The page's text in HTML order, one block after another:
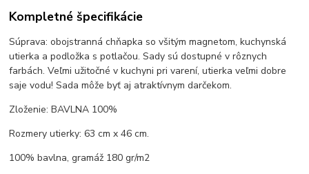
Kompletné špecifikácie
Súprava: obojstranná chňapka so všitým magnetom, kuchynská
utierka a podložka s potlačou. Sady sú dostupné v rôznych
farbách. Veľmi užitočné v kuchyni pri varení, utierka veľmi dobre
saje vodu! Sada môže byť aj atraktívnym darčekom.
Zloženie: BAVLNA 100%
Rozmery utierky: 63 cm x 46 cm.
100% bavlna, gramáž 180 gr/m2